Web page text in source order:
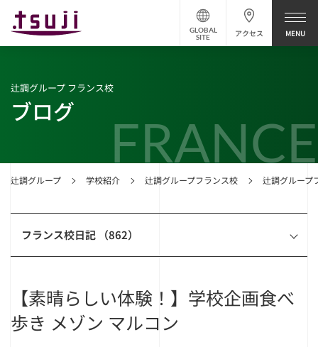
アクセス
GLOBAL
SITE
FRANCE
辻調グループ 学校紹介 辻調グループフランス校 辻調グループ
辻調グループ フランス校
ブログ
フランス校日記 （862）
【素晴らしい体験！】学校企画食べ
歩き メゾン マルコン